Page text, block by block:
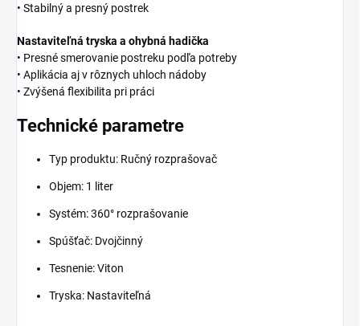
• Stabilný a presný postrek
Nastaviteľná tryska a ohybná hadička
• Presné smerovanie postreku podľa potreby
• Aplikácia aj v rôznych uhloch nádoby
• Zvýšená flexibilita pri práci
Technické parametre
Typ produktu: Ručný rozprašovač
Objem: 1 liter
Systém: 360° rozprašovanie
Spúšťač: Dvojčinný
Tesnenie: Viton
Tryska: Nastaviteľná